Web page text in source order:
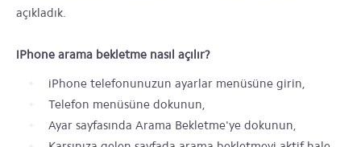
açıkladık.
iPhone arama bekletme nasıl açılır?
iPhone telefonunuzun ayarlar menüsüne girin,
Telefon menüsüne dokunun,
Ayar sayfasında Arama Bekletme'ye dokunun,